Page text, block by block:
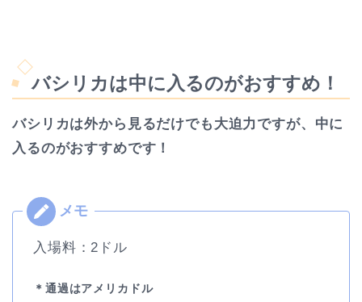
バシリカは中に入るのがおすすめ！
バシリカは外から見るだけでも大迫力ですが、中に
入るのがおすすめです！
入場料：2ドル
＊通過はアメリカドル